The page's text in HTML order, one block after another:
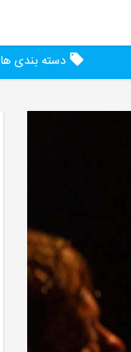
دسته بندی ها